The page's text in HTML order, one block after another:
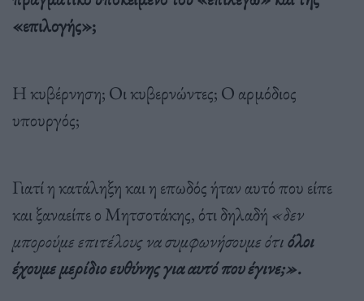
«επιλογής»;
Η κυβέρνηση; Οι κυβερνώντες; Ο αρμόδιος
υπουργός;
Γιατί η κατάληξη και η επωδός ήταν αυτό που είπε
και ξαναείπε ο Μητσοτάκης, ότι δηλαδή «δεν
μπορούμε επιτέλους να συμφωνήσουμε ότιόλοι
έχουμε μερίδιο ευθύνης για αυτό που έγινε;».